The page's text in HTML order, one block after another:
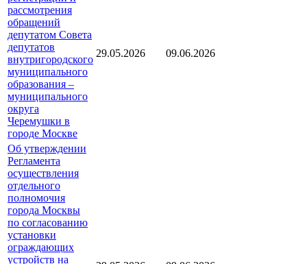
рассмотрения
обращений
депутатом Совета
депутатов
внутригородского
муниципального
образования –
муниципального
округа
Черемушки в
городе Москве
29.05.2026 09.06.2026
Об утверждении
Регламента
осуществления
отдельного
полномочия
города Москвы
по согласованию
установки
ограждающих
устройств на